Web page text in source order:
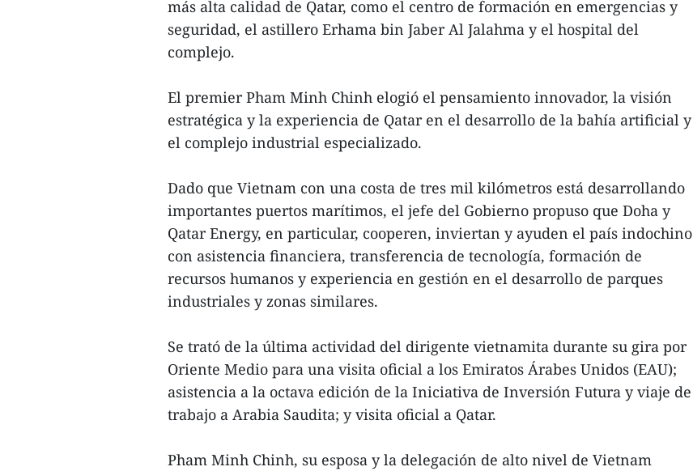
más alta calidad de Qatar, como el centro de formación en emergencias y
seguridad, el astillero Erhama bin Jaber Al Jalahma y el hospital del
complejo.
El premier Pham Minh Chinh elogió el pensamiento innovador, la visión
estratégica y la experiencia de Qatar en el desarrollo de la bahía artificial y
el complejo industrial especializado.
Dado que Vietnam con una costa de tres mil kilómetros está desarrollando
importantes puertos marítimos, el jefe del Gobierno propuso que Doha y
Qatar Energy, en particular, cooperen, inviertan y ayuden el país indochino
con asistencia financiera, transferencia de tecnología, formación de
recursos humanos y experiencia en gestión en el desarrollo de parques
industriales y zonas similares.
Se trató de la última actividad del dirigente vietnamita durante su gira por
Oriente Medio para una visita oficial a los Emiratos Árabes Unidos (EAU);
asistencia a la octava edición de la Iniciativa de Inversión Futura y viaje de
trabajo a Arabia Saudita; y visita oficial a Qatar.
Pham Minh Chinh, su esposa y la delegación de alto nivel de Vietnam